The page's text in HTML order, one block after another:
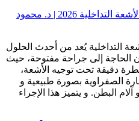
التداخلية يُعد من أحدث الحلول
الحاجة إلى جراحة مفتوحة، حيث
دقيقة تحت توجيه الأشعة،
الصفراوية بصورة طبيعية و
البطن. و يتميز هذا الإجراء